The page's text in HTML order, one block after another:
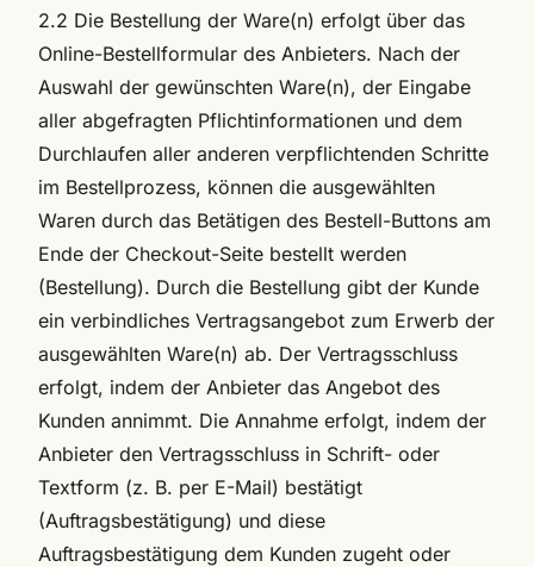
2.2 Die Bestellung der Ware(n) erfolgt über das
Online-Bestellformular des Anbieters. Nach der
Auswahl der gewünschten Ware(n), der Eingabe
aller abgefragten Pflichtinformationen und dem
Durchlaufen aller anderen verpflichtenden Schritte
im Bestellprozess, können die ausgewählten
Waren durch das Betätigen des Bestell-Buttons am
Ende der Checkout-Seite bestellt werden
(Bestellung). Durch die Bestellung gibt der Kunde
ein verbindliches Vertragsangebot zum Erwerb der
ausgewählten Ware(n) ab. Der Vertragsschluss
erfolgt, indem der Anbieter das Angebot des
Kunden annimmt. Die Annahme erfolgt, indem der
Anbieter den Vertragsschluss in Schrift- oder
Textform (z. B. per E-Mail) bestätigt
(Auftragsbestätigung) und diese
Auftragsbestätigung dem Kunden zugeht oder